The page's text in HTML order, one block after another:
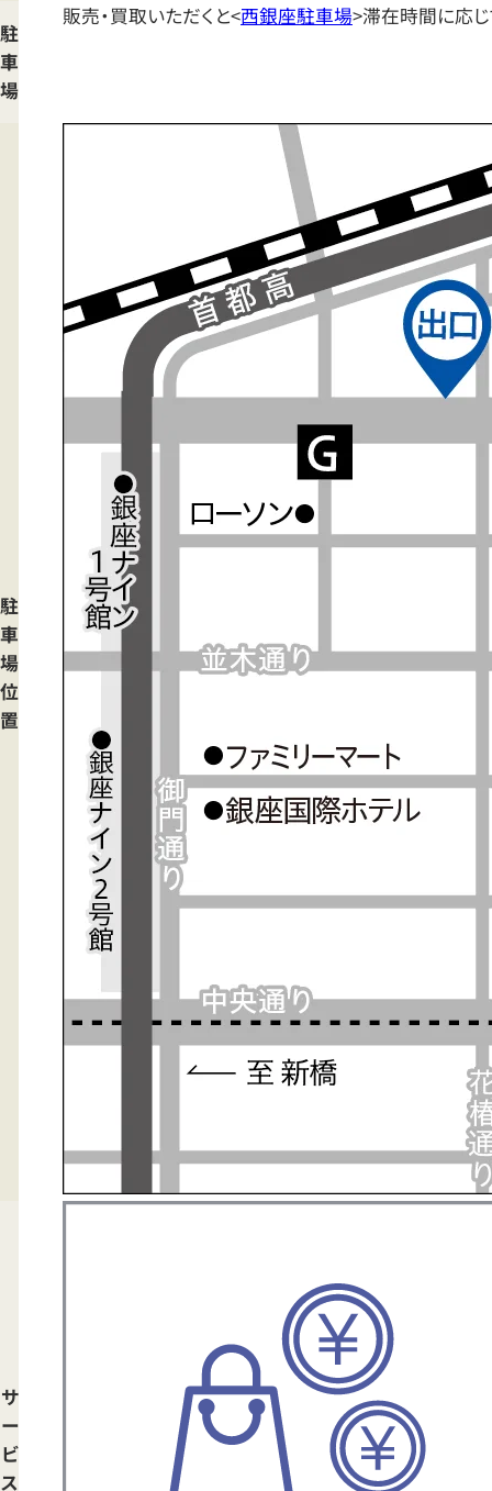
駐
車
場
販売・買取いただくと<西銀座駐車場>滞在時間に応じ
駐
車
場
位
置
サ
ー
ビ
ス